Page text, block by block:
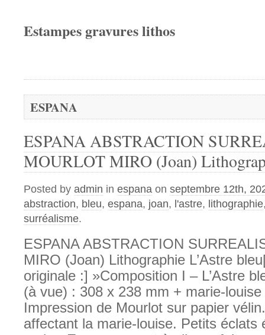
Estampes gravures lithos
ESPANA
ESPANA ABSTRACTION
MOURLOT MIRO (Joan)
Posted by admin in espana on septembre 12th,
abstraction, bleu, espana, joan, l'astre, lithographie
surréalisme.
ESPANA ABSTRACTION
MIRO (Joan) Lithographie L’Astre
originale :] »Composition I – L’Astre
(à vue) : 308 x 238 mm + marie-
Impression de Mourlot sur papier
affectant la marie-louise. Petits éclats